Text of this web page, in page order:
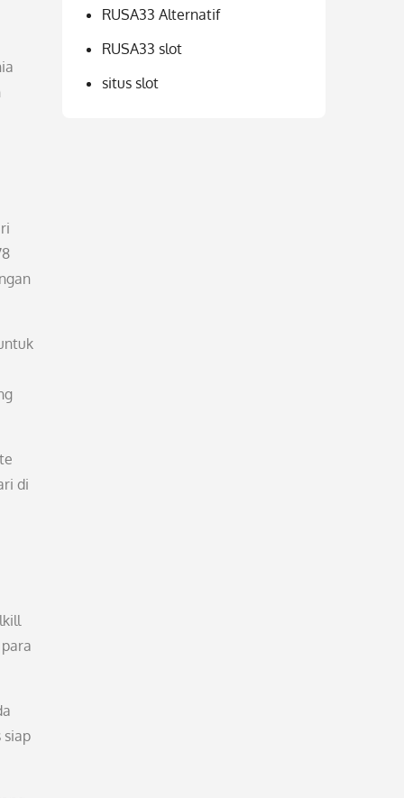
di
siap
RUSA33 Alternatif
RUSA33 slot
situs slot